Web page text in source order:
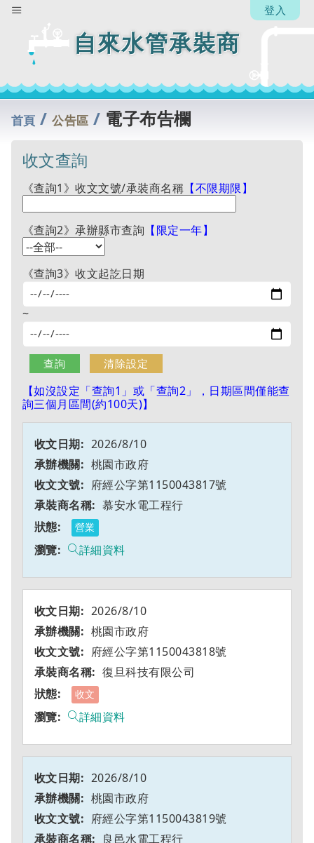
自來水管承裝商
登入
首頁 /公告區 / 電子布告欄
收文查詢
《查詢1》收文文號/承裝商名稱 【不限期限】
《查詢2》承辦縣市查詢 【限定一年】
《查詢3》收文起訖日期
~
【如沒設定「查詢1」或「查詢2」，日期區間僅能查
詢三個月區間(約100天)】
2026/8/10
桃園市政府
府經公字第1150043817號
慕安水電工程行
營業
詳細資料
2026/8/10
桃園市政府
府經公字第1150043818號
復旦科技有限公司
收文
詳細資料
2026/8/10
桃園市政府
府經公字第1150043819號
良邑水電工程行